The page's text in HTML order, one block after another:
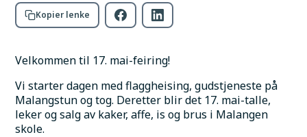
Kopier lenke
Velkommen til 17. mai-feiring!
Vi starter dagen med flaggheising, gudstjeneste på
Malangstun og tog. Deretter blir det 17. mai-talle,
leker og salg av kaker, affe, is og brus i Malangen
skole.